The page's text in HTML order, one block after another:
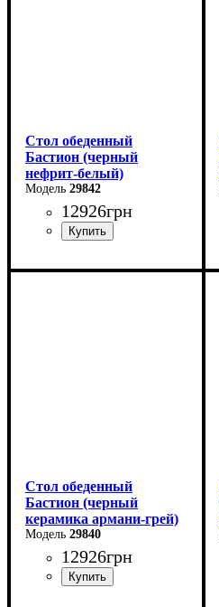
Стол обеденный
Бастион (черный
нефрит-белый)
29842
12926грн
Ширина: 140 (+60) см
Стол обеденный
Бастион (черный
керамика армани-грей)
29840
12926грн